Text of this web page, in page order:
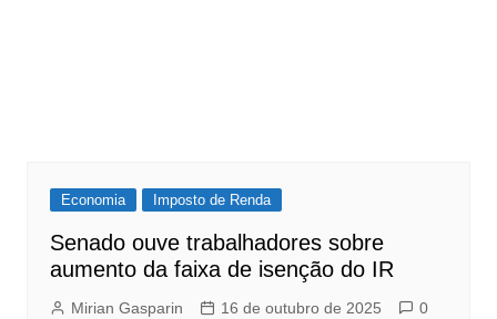
Economia Imposto de Renda
Senado ouve trabalhadores sobre
aumento da faixa de isenção do IR
Mirian Gasparin 16 de outubro de 2025 0